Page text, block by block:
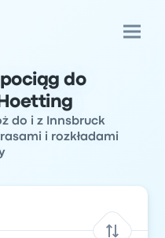
do
do i z Innsbruck
i rozkładami